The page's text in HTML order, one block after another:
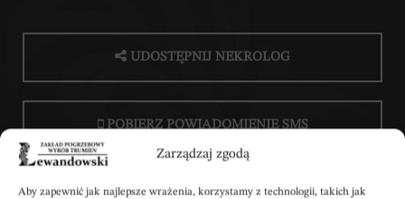
Zarządzaj zgodą
Aby zapewnić jak najlepsze wrażenia, korzystamy z technologii, takich jak
UDOSTĘPNIJ NEKROLOG
POBIERZ POWIADOMIENIE SMS